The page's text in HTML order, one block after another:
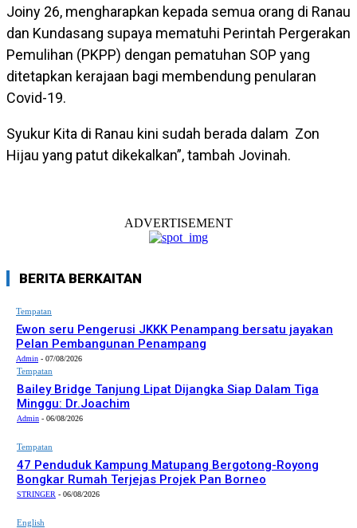
Joiny 26, mengharapkan kepada semua orang di Ranau
dan Kundasang supaya mematuhi Perintah Pergerakan
Pemulihan (PKPP) dengan pematuhan SOP yang
ditetapkan kerajaan bagi membendung penularan
Covid-19.
Syukur Kita di Ranau kini sudah berada dalam Zon
Hijau yang patut dikekalkan”, tambah Jovinah.
ADVERTISEMENT
BERITA BERKAITAN
Tempatan
Ewon seru Pengerusi JKKK Penampang bersatu jayakan
Pelan Pembangunan Penampang
Admin - 07/08/2026
Tempatan
Bailey Bridge Tanjung Lipat Dijangka Siap Dalam Tiga
Minggu: Dr.Joachim
Admin - 06/08/2026
Tempatan
47 Penduduk Kampung Matupang Bergotong-Royong
Bongkar Rumah Terjejas Projek Pan Borneo
STRINGER - 06/08/2026
English